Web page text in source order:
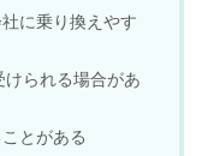
に乗り換えやす
けられる場合があ
とがある